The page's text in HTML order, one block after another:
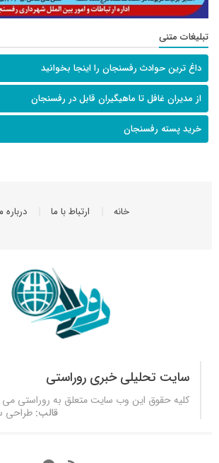
تبلیغات متنی
داغ ترین حوادث رفسنجان را اینجا بخوانید
از مدیران غافل تا ماهیگیران قابل در رفسنجان
خرید پسته رفسنجان
خانه ارتباط با ما درباره
سایت تحلیلی خبری روراستی
کلیه حقوق این وب سایت متعلق به روراستی می
قالب: طراحی